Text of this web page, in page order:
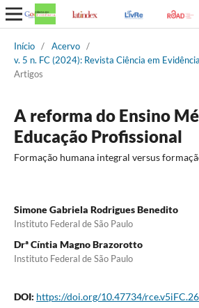
Início / Acervo /
v. 5 n. FC (2024): Revista Ciência em
Artigos
A reforma do Ensino
Educação Profissional
Formação humana integral versus
Simone Gabriela Rodrigues Benedito
Instituto Federal de São Paulo
Drª Cíntia Magno Brazorotto
Instituto Federal de São Paulo
DOI: https://doi.org/10.47734/